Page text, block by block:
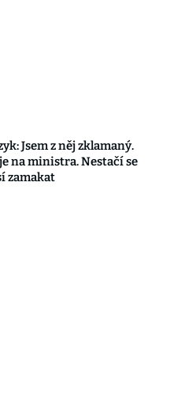
Jsem z něj zklamaný.
na ministra. Nestačí se
zamakat